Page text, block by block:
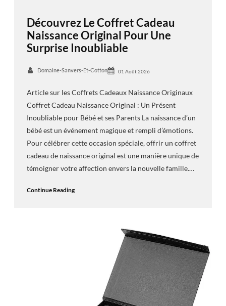
Découvrez Le Coffret Cadeau
Naissance Original Pour Une
Surprise Inoubliable
Domaine-Sanvers-Et-Cotton 01 Août 2026
Article sur les Coffrets Cadeaux Naissance Originaux
Coffret Cadeau Naissance Original : Un Présent
Inoubliable pour Bébé et ses Parents La naissance d’un
bébé est un événement magique et rempli d’émotions.
Pour célébrer cette occasion spéciale, offrir un coffret
cadeau de naissance original est une manière unique de
témoigner votre affection envers la nouvelle famille.…
Continue Reading